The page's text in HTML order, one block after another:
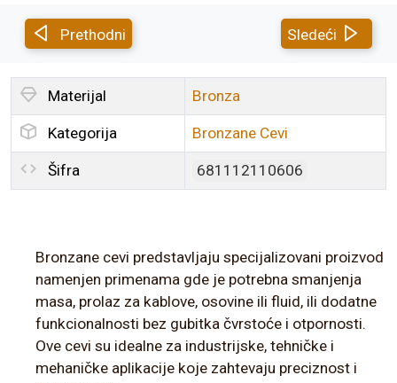
Prethodni Sledeći
Materijal Bronza
Kategorija Bronzane Cevi
Šifra 681112110606
Bronzane cevi predstavljaju specijalizovani proizvod
namenjen primenama gde je potrebna smanjenja
masa, prolaz za kablove, osovine ili fluid, ili dodatne
funkcionalnosti bez gubitka čvrstoće i otpornosti.
Ove cevi su idealne za industrijske, tehničke i
mehaničke aplikacije koje zahtevaju preciznost i